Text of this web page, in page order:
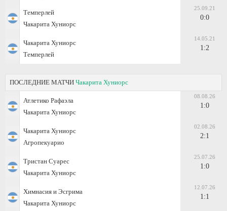
Темперлей
Чакарита Хуниорс
25.09.21
0:0
Чакарита Хуниорс
Темперлей
14.05.21
1:2
ПОСЛЕДНИЕ МАТЧИ Чакарита Хуниорс
Атлетико Рафаэла
Чакарита Хуниорс
08.08.26
1:0
Чакарита Хуниорс
Агропекуарио
02.08.26
2:1
Тристан Суарес
Чакарита Хуниорс
25.07.26
1:0
Химнасия и Эсгрима
Чакарита Хуниорс
12.07.26
1:1